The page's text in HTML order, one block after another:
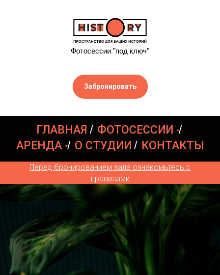
Фотосессии "под ключ"
Забронировать
ГЛАВНАЯ / ФОТОСЕССИИ /
АРЕНДА / О СТУДИИ / КОНТАКТЫ
Перед бронированием зала ознакомьтесь с
правилами